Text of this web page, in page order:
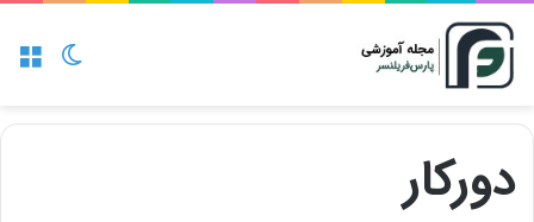
تغییر
دورکار